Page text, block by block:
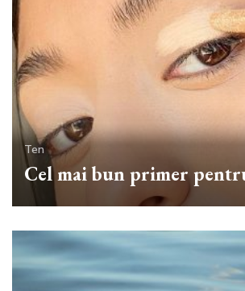
Ten
Cel mai bun primer